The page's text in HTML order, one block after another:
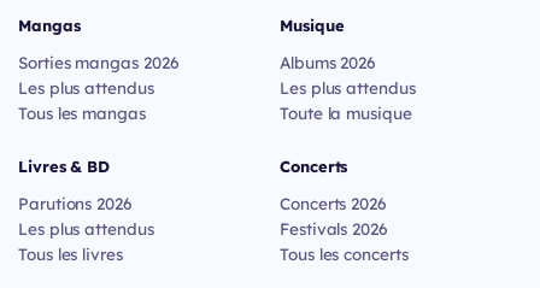
Mangas
Sorties mangas 2026
Les plus attendus
Tous les mangas
Livres & BD
Parutions 2026
Les plus attendus
Tous les livres
Musique
Albums 2026
Les plus attendus
Toute la musique
Concerts
Concerts 2026
Festivals 2026
Tous les concerts